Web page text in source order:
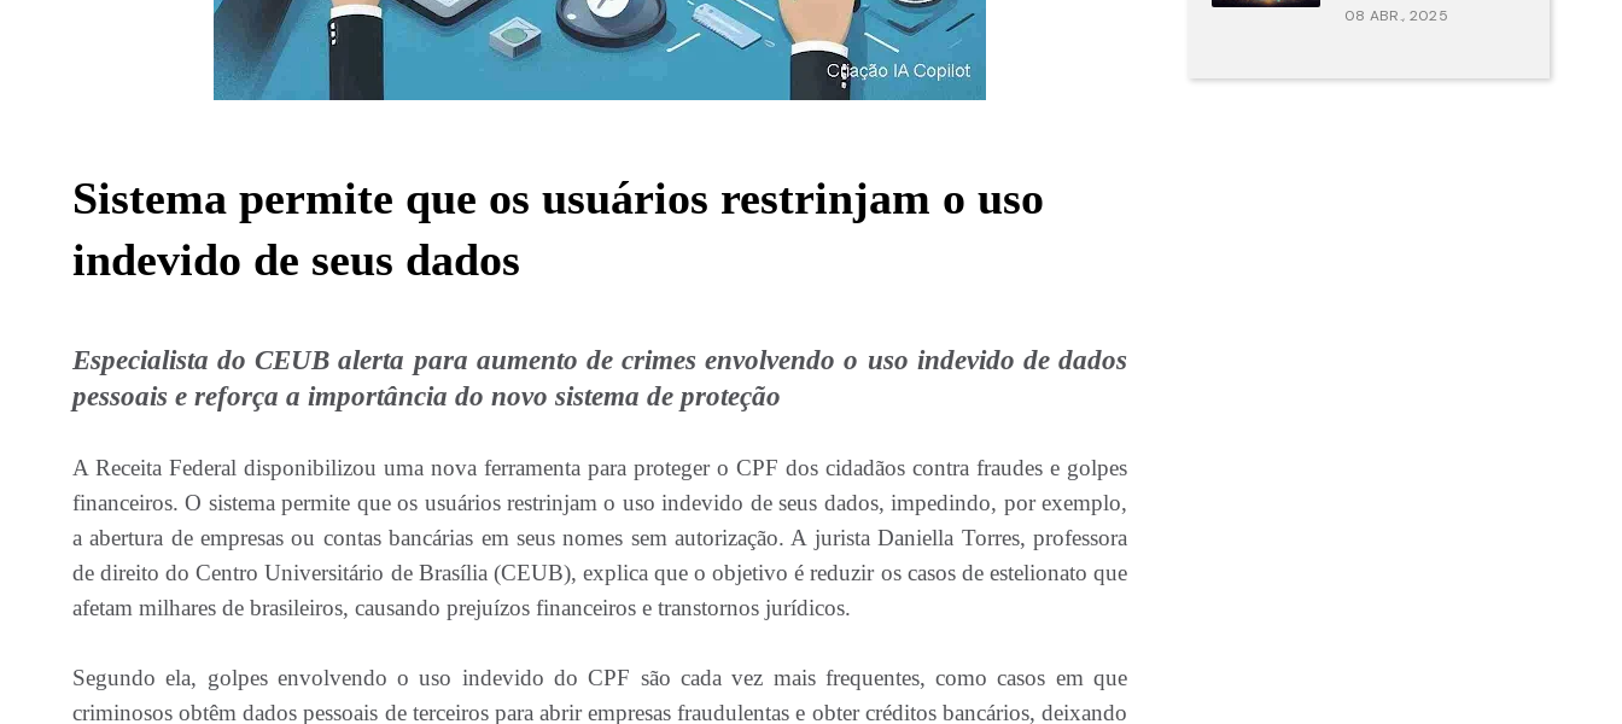
Sistema permite que os usuários restrinjam o uso
indevido de seus dados
Especialista do CEUB alerta para aumento de crimes envolvendo o uso indevido de dados
pessoais e reforça a importância do novo sistema de proteção
A Receita Federal disponibilizou uma nova ferramenta para proteger o CPF dos cidadãos contra fraudes e golpes
financeiros. O sistema permite que os usuários restrinjam o uso indevido de seus dados, impedindo, por exemplo,
a abertura de empresas ou contas bancárias em seus nomes sem autorização. A jurista Daniella Torres, professora
de direito do Centro Universitário de Brasília (CEUB), explica que o objetivo é reduzir os casos de estelionato que
afetam milhares de brasileiros, causando prejuízos financeiros e transtornos jurídicos.
Segundo ela, golpes envolvendo o uso indevido do CPF são cada vez mais frequentes, como casos em que
criminosos obtêm dados pessoais de terceiros para abrir empresas fraudulentas e obter créditos bancários, deixando
08 ABR., 2025